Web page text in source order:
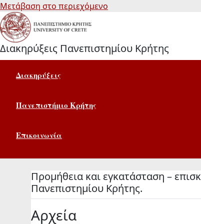
Μετάβαση στο περιεχόμενο
Διακηρύξεις Πανεπιστημίου Κρήτης
Διακηρύξεις
Πανεπιστήμιο Κρήτης
Επικοινωνία
Προμήθεια και εγκατάσταση –
Πανεπιστημίου Κρήτης.
Αρχεία